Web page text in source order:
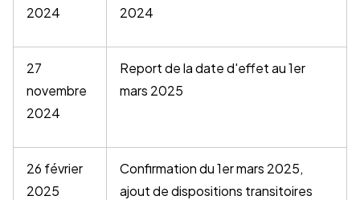
2024
2024
27
novembre
2024
Report de la date d'effet au 1er
mars 2025
26 février
2025
Confirmation du 1er mars 2025,
ajout de dispositions transitoires